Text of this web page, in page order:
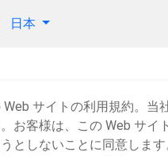
日本
Web サイトの利用規約。当
お客様は、この Web サ
としないことに同意しま